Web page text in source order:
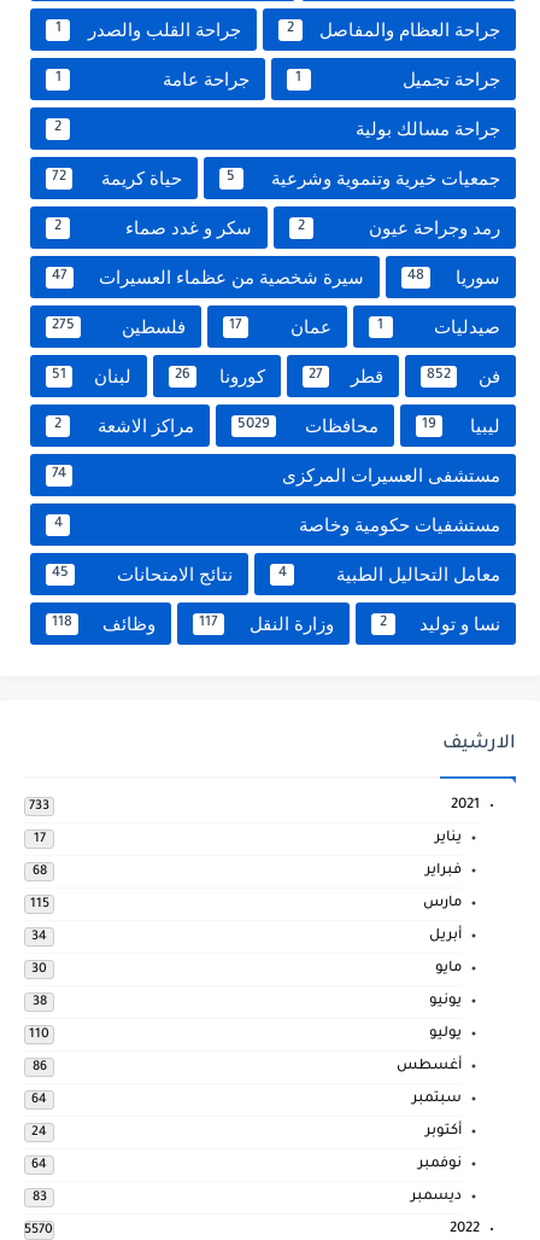
جراحة العظام والمفاصل 2 جراحة القلب والصدر 1
جراحة تجميل 1 جراحة عامة 1
جراحة مسالك بولية 2
جمعيات خيرية وتنموية وشرعية 5 حياة كريمة 72
رمد وجراحة عيون 2 سكر و غدد صماء 2
سوريا 48 سيرة شخصية من عظماء العسيرات 47
صيدليات 1 عمان 17 فلسطين 275
فن 852 قطر 27 كورونا 26 لبنان 51
ليبيا 19 محافظات 5029 مراكز الاشعة 2
مستشفى العسيرات المركزى 74
مستشفيات حكومية وخاصة 4
معامل التحاليل الطبية 4 نتائج الامتحانات 45
نسا و توليد 2 وزارة النقل 117 وظائف 118
الارشيف
2021
733
يناير 17
فبراير 68
مارس 115
أبريل 34
مايو 30
يونيو 38
يوليو 110
أغسطس 86
سبتمبر 64
أكتوبر 24
نوفمبر 64
ديسمبر 83
2022
5570